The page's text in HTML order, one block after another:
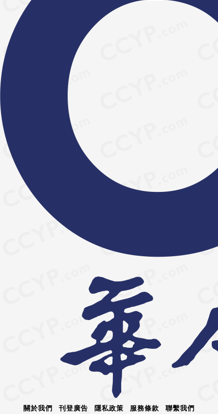
關於我們 刊登廣告 隱私政策 服務條款 聯繫我們